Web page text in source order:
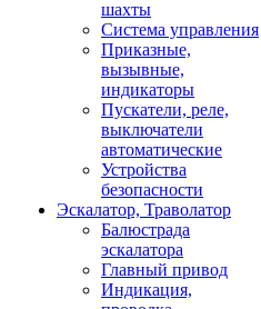
шахты
Система управления
Приказные,
вызывные,
индикаторы
Пускатели, реле,
выключатели
автоматические
Устройства
безопасности
Эскалатор, Траволатор
Балюстрада
эскалатора
Главный привод
Индикация,